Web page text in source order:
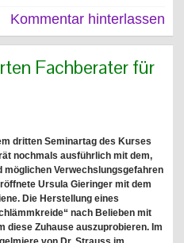
Kommentar hinterlassen
Fachberater für
dritten Seminartag des Kurses
nochmals ausführlich mit dem,
möglichen Verwechslungsgefahren
Ursula Gieringer mit dem
Die Herstellung eines
nach Belieben mit
diese Zuhause auszuprobieren. Im